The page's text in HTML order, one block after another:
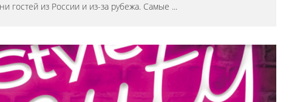
гостей из России и из-за рубежа. Самые ...